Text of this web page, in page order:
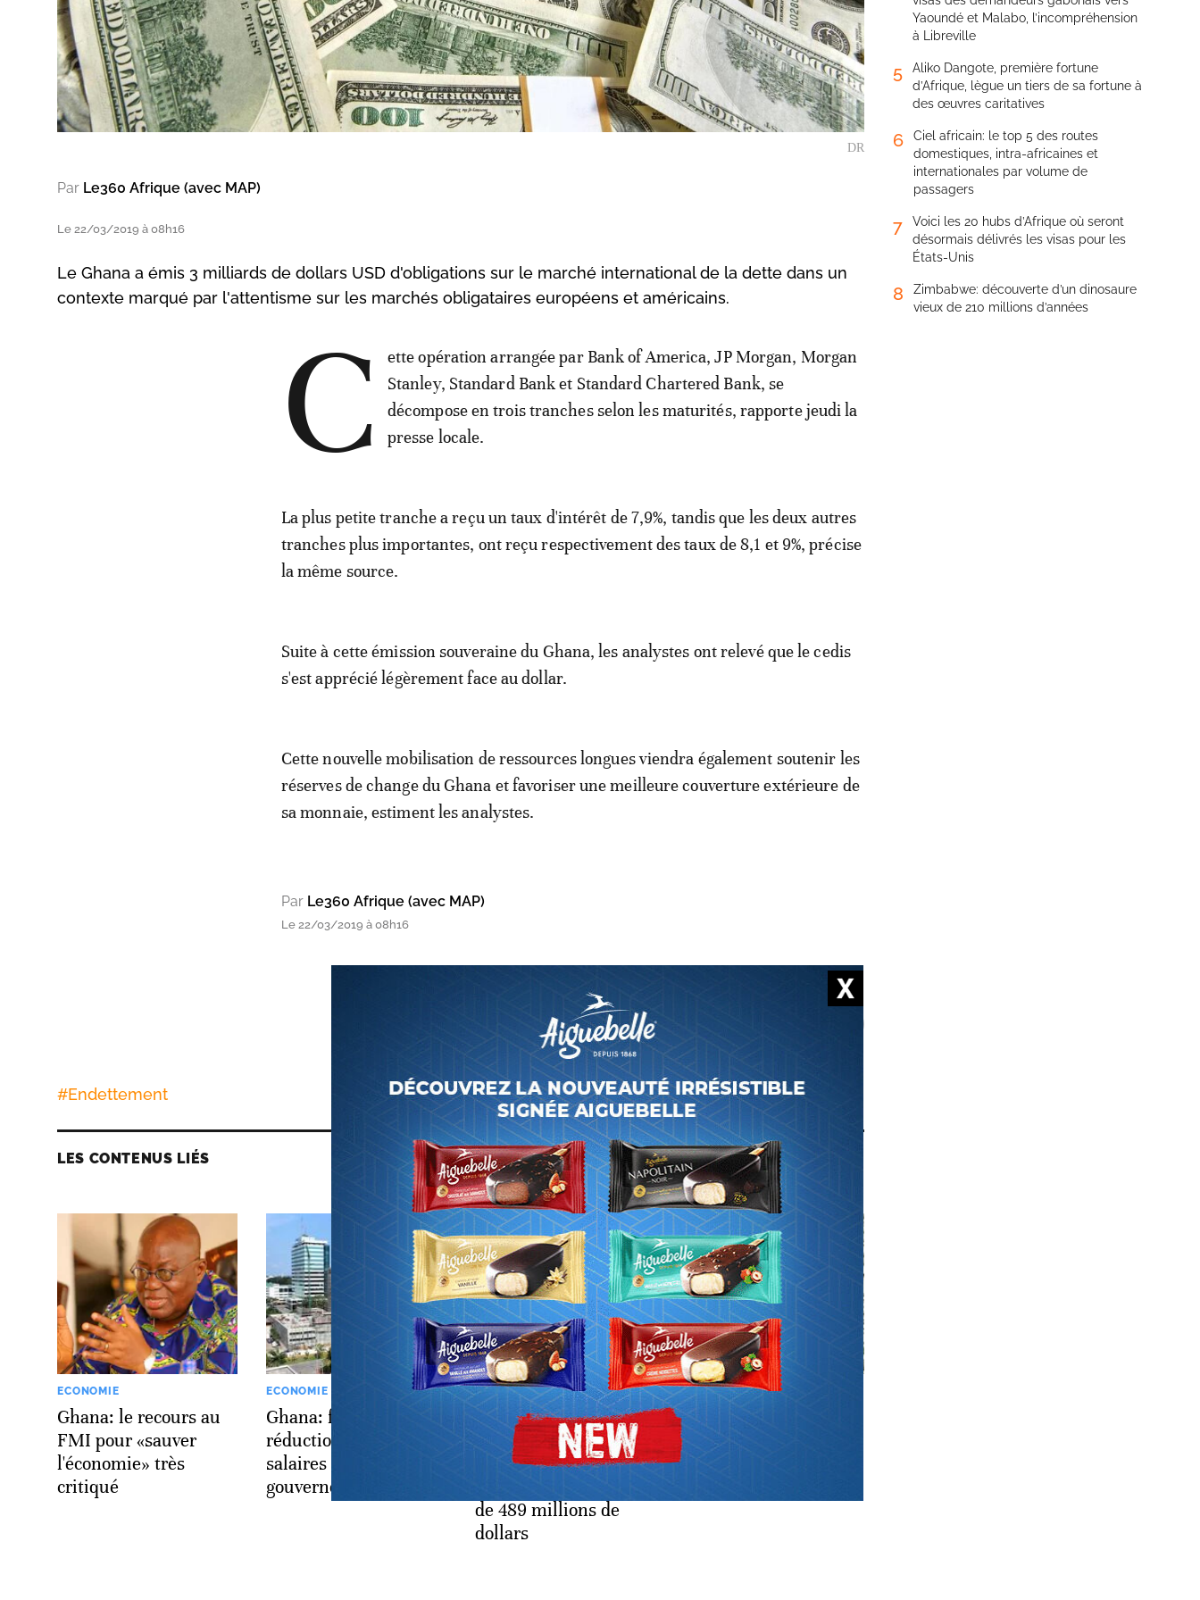
DR
Par Le360 Afrique (avec MAP)
Le 22/03/2019 à 08h16
Le Ghana a émis 3 milliards de dollars USD d'obligations sur le marché international de la dette dans un
contexte marqué par l'attentisme sur les marchés obligataires européens et américains.
C
ette opération arrangée par Bank of America, JP Morgan, Morgan
Stanley, Standard Bank et Standard Chartered Bank, se
décompose en trois tranches selon les maturités, rapporte jeudi la
presse locale.
La plus petite tranche a reçu un taux d'intérêt de 7,9%, tandis que les deux autres
tranches plus importantes, ont reçu respectivement des taux de 8,1 et 9%, précise
la même source.
Suite à cette émission souveraine du Ghana, les analystes ont relevé que le cedis
s'est apprécié légèrement face au dollar.
Cette nouvelle mobilisation de ressources longues viendra également soutenir les
réserves de change du Ghana et favoriser une meilleure couverture extérieure de
sa monnaie, estiment les analystes.
Par Le360 Afrique (avec MAP)
Le 22/03/2019 à 08h16
#Endettement
LES CONTENUS LIÉS
ECONOMIE
Ghana: le recours au
FMI pour «sauver
l'économie» très
critiqué
ECONOMIE
Ghana: face à la crise,
réduction de 30% des
salaires du
gouvernement
ECONOMIE
Kenya.
Infrastructures:
émission d'un
de 489 millions de
dollars
ECONOMIE
Afrique du Sud: 3
emprunts d'un total de
6 milliards de dollars
Yaoundé et Malabo, l’incompréhension
à Libreville
5
Aliko Dangote, première fortune
d’Afrique, lègue un tiers de sa fortune à
des œuvres caritatives
6
Ciel africain: le top 5 des routes
domestiques, intra-africaines et
internationales par volume de
passagers
7
Voici les 20 hubs d’Afrique où seront
désormais délivrés les visas pour les
États-Unis
8
Zimbabwe: découverte d’un dinosaure
vieux de 210 millions d’années